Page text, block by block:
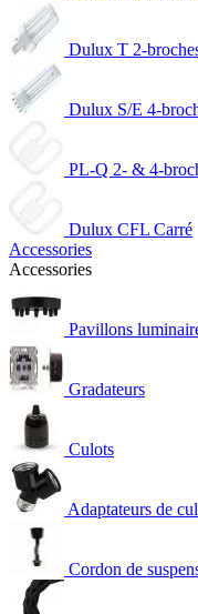
Dulux T 2-
Dulux S/E 4-
PL-Q 2- & 4-
Dulux CFL Carré
Accessories
Accessories
Pavillons
Gradateurs
Culots
Adaptateurs de
Cordon de